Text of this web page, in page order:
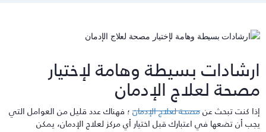
بسيطة وهامة لإختيار
لعلاج الإدمان
كنت تبحث عنمصحة لعلاج الإدمان؛ فهناك عدد قليل من العوامل التي
أن تضعها في اعتبارك قبل اختيار أي مركز لعلاج الإدمان، يمكن